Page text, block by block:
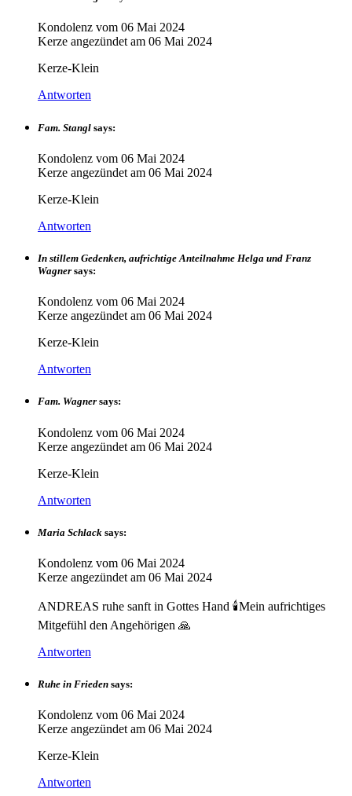
Kondolenz vom 06 Mai 2024
Kerze angezündet am 06 Mai 2024
Kerze-Klein
Antworten
Fam. Stangl says:
Kondolenz vom 06 Mai 2024
Kerze angezündet am 06 Mai 2024
Kerze-Klein
Antworten
In stillem Gedenken, aufrichtige Anteilnahme Helga und Franz
Wagner says:
Kondolenz vom 06 Mai 2024
Kerze angezündet am 06 Mai 2024
Kerze-Klein
Antworten
Fam. Wagner says:
Kondolenz vom 06 Mai 2024
Kerze angezündet am 06 Mai 2024
Kerze-Klein
Antworten
Maria Schlack says:
Kondolenz vom 06 Mai 2024
Kerze angezündet am 06 Mai 2024
ANDREAS ruhe sanft in Gottes Hand 🕯️Mein aufrichtiges
Mitgefühl den Angehörigen 🙏
Antworten
Ruhe in Frieden says:
Kondolenz vom 06 Mai 2024
Kerze angezündet am 06 Mai 2024
Kerze-Klein
Antworten